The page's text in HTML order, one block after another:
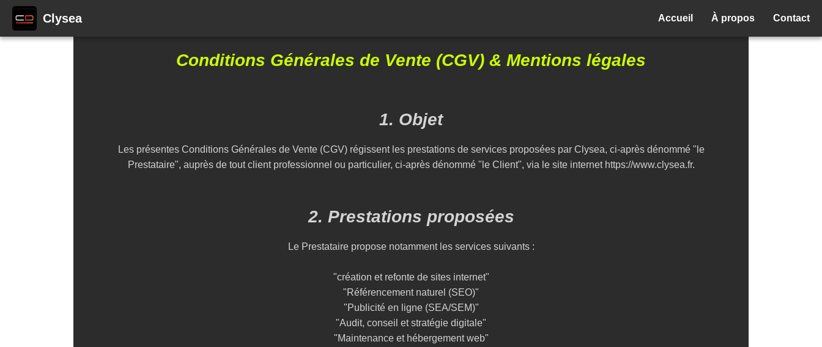
Clysea Accueil À propos Contact
Conditions Générales de Vente (CGV) & Mentions légales
1. Objet
Les présentes Conditions Générales de Vente (CGV) régissent les prestations de services proposées par Clysea, ci-après dénommé "le
Prestataire", auprès de tout client professionnel ou particulier, ci-après dénommé "le Client", via le site internet https://www.clysea.fr.
2. Prestations proposées
Le Prestataire propose notamment les services suivants :
"création et refonte de sites internet"
"Référencement naturel (SEO)"
"Publicité en ligne (SEA/SEM)"
"Audit, conseil et stratégie digitale"
"Maintenance et hébergement web"